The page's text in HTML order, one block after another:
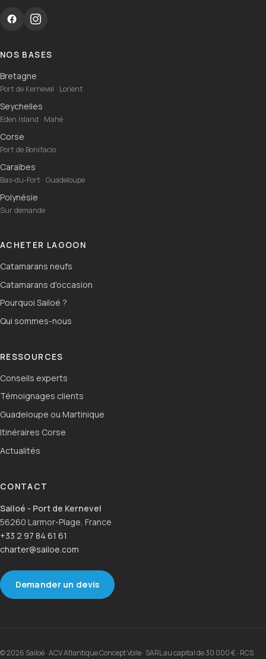
NOS BASES
Bretagne
Port de Kernevel · Lorient
Seychelles
Eden Island · Mahé
Corse
Port de Bonifacio
Caraïbes
Bas-du-Fort · Guadeloupe
Polynésie
Sur demande
ACHETER LAGOON
Catamarans neufs
Catamarans d'occasion
Pourquoi Sailoé ?
Qui sommes-nous
RESSOURCES
Conseils experts
Témoignages clients
Guadeloupe ou Martinique
Itinéraires Corse
Actualités
CONTACT
Sailoé - Port de Kernevel
56260 Larmor-Plage, France
+33 2 97 84 61 61
charter@sailoe.com
Demander un devis
© 2026 Sailoé · ACV Atlantique Concept Voile · SARL au capital de 30 000 € · RCS